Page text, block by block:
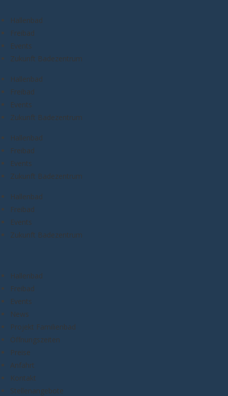
Hallenbad
Freibad
Events
Zukunft Badezentrum
Hallenbad
Freibad
Events
Zukunft Badezentrum
Hallenbad
Freibad
Events
Zukunft Badezentrum
Hallenbad
Freibad
Events
Zukunft Badezentrum
Hallenbad
Freibad
Events
News
Projekt Familienbad
Öffnungszeiten
Preise
Anfahrt
Kontakt
Stellenangebote